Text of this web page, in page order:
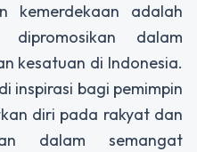
kemerdekaan adalah
dalam
kesatuan di Indonesia.
inspirasi bagi pemimpin
diri pada rakyat dan
dalam semangat